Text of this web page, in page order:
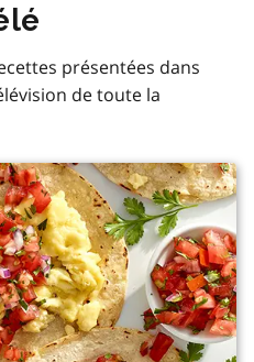
présentées dans
de toute la